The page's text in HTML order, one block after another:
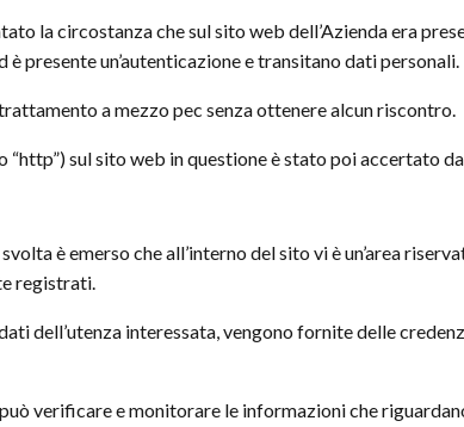
la circostanza che sul sito web dell’Azienda era
presente un’autenticazione e transitano dati personali.
a mezzo pec senza ottenere alcun riscontro.
sul sito web in questione è stato poi accertato
è emerso che all’interno del sito vi è un’area
registrati.
dell’utenza interessata, vengono fornite delle
verificare e monitorare le informazioni che